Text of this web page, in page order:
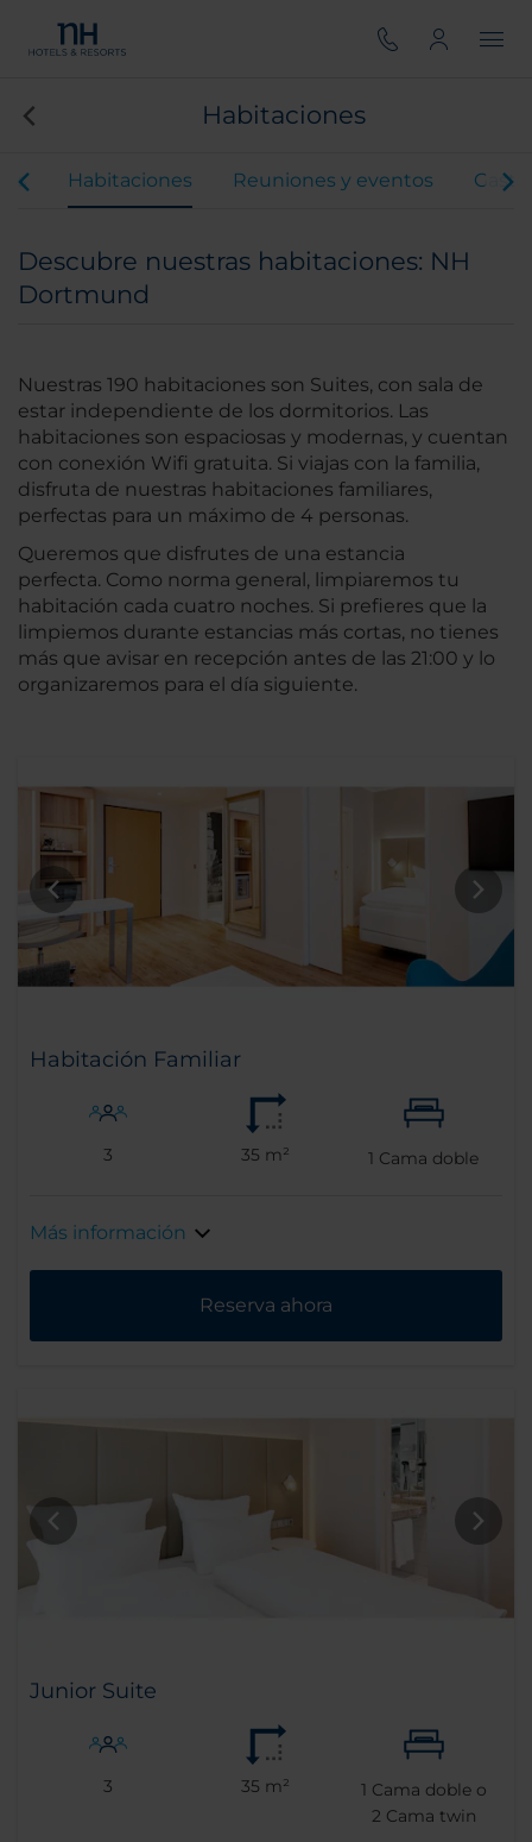
Habitaciones
Habitaciones Reuniones y eventos
Descubre nuestras habitaciones: NH
Dortmund
Nuestras 190 habitaciones son Suites, con sala de
estar independiente de los dormitorios. Las
habitaciones son espaciosas y modernas, y cuentan
con conexión Wifi gratuita. Si viajas con la familia,
disfruta de nuestras habitaciones familiares,
perfectas para un máximo de 4 personas.
Queremos que disfrutes de una estancia
perfecta. Como norma general, limpiaremos tu
habitación cada cuatro noches. Si prefieres que la
limpiemos durante estancias más cortas, no tienes
más que avisar en recepción antes de las 21:00 y lo
organizaremos para el día siguiente.
Habitación Familiar
3 35 m² 1 Cama doble
Más información
Reserva ahora
Junior Suite
3 35 m² 1 Cama doble o
2 Cama twin